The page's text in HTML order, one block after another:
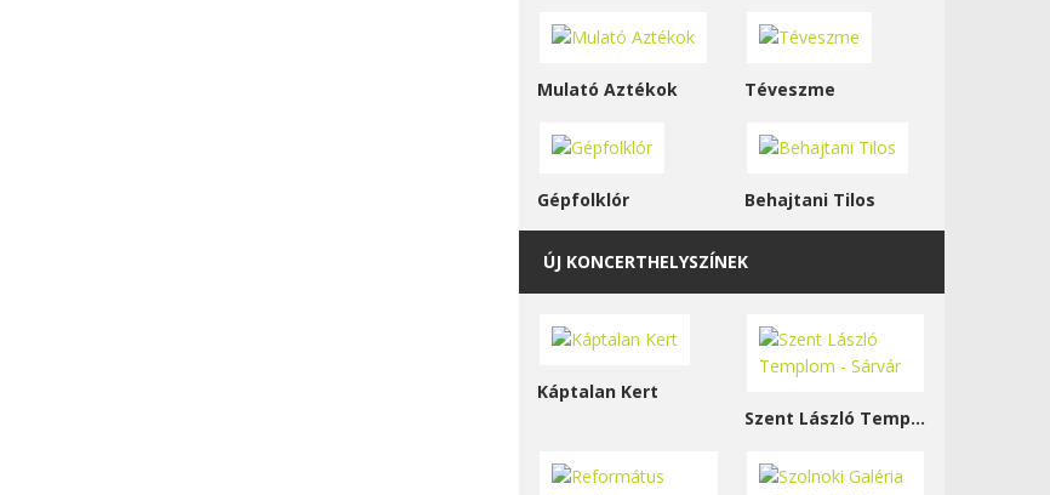
Mulató Aztékok Téveszme
Gépfolklór Behajtani Tilos
ÚJ KONCERTHELYSZÍNEK
Káptalan Kert
Szent László Templom - Sárvár